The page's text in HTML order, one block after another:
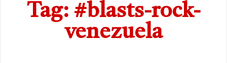
Tag: #blasts-rock-
venezuela